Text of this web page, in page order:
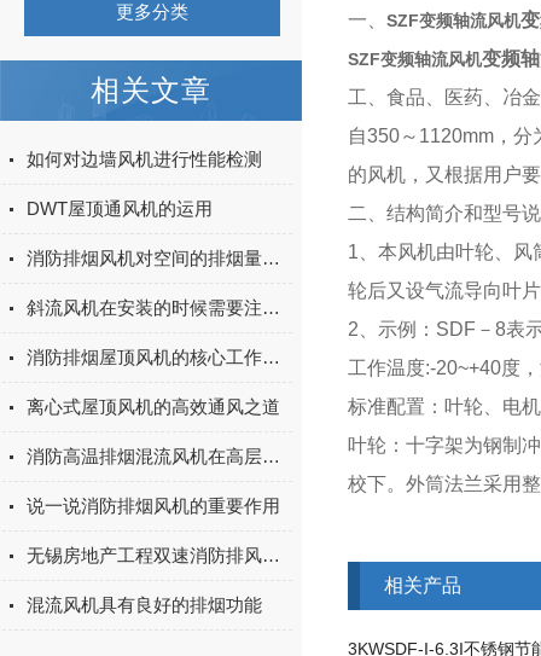
更多分类
相关文章
如何对边墙风机进行性能检测
DWT屋顶通风机的运用
消防排烟风机对空间的排烟量有哪些要求?
斜流风机在安装的时候需要注意哪些要点？
消防排烟屋顶风机的核心工作原理
离心式屋顶风机的高效通风之道
消防高温排烟混流风机在高层建筑中的运用与优势
说一说消防排烟风机的重要作用
无锡房地产工程双速消防排风机箱发货
混流风机具有良好的排烟功能
一、 SZF变频轴流风机
SZF变频轴流风机变频
工、食品、医药、冶
自350～ 1120mm ，
的风机，又根据用户
二、 结构简介和型号
1 、本风机由叶轮、
轮后又设气流导向叶
2 、示例： SDF － 8表
工作温度:-20~+40度，
标准配置：叶轮、电
叶轮：十字架为钢制
校下。外筒法兰采用
相关产品